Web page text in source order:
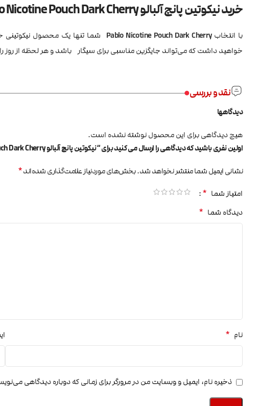
خرید نیکوتین پانچ آلبالو Pablo Nicotine Pouch Dark Cherry
با انتخاب Pablo Nicotine Pouch Dark Cherry
شما تنها یک محصول نیکوتینی
خواهید داشت که می‌تواند جایگزین مناسبی برای سیگار باشد و هر لحظه از روز
نقد و بررسی
دیدگاهها
هیچ دیدگاهی برای این محصول نوشته نشده است.
اولین نفری باشید که دیدگاهی را ارسال می کنید برای “نیکوتین پانچ آلبالو Pablo Nicotine Pouch Dark Cherry”
نشانی ایمیل شما منتشر نخواهد شد.بخش‌های موردنیاز علامت‌گذاری شده‌اند*
امتیاز شما *
دیدگاه شما *
نام *
ذخیره نام، ایمیل و وبسایت من در مرورگر برای زمانی که دوباره دیدگاهی